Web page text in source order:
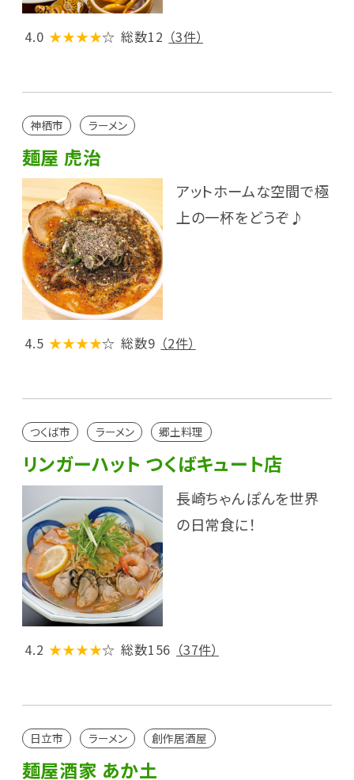
4.0 ★★★★☆ 総数12 （3件）
神栖市 ラーメン
麺屋 虎治
アットホームな空間で極
上の一杯をどうぞ♪
4.5 ★★★★☆ 総数9 （2件）
つくば市 ラーメン 郷土料理
リンガーハット つくばキュート店
長崎ちゃんぽんを世界
の日常食に！
4.2 ★★★★☆ 総数156 （37件）
日立市 ラーメン 創作居酒屋
麺屋酒家 あか土